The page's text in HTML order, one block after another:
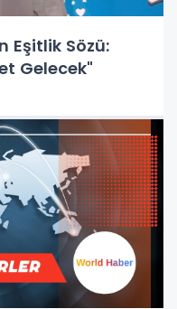
Eşitlik Sözü:
Gelecek"